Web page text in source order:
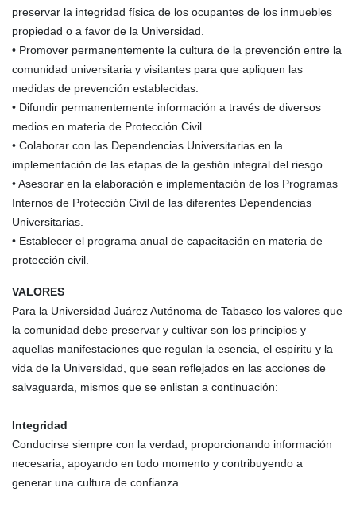
preservar la integridad física de los ocupantes de los inmuebles
propiedad o a favor de la Universidad.
• Promover permanentemente la cultura de la prevención entre la
comunidad universitaria y visitantes para que apliquen las
medidas de prevención establecidas.
• Difundir permanentemente información a través de diversos
medios en materia de Protección Civil.
• Colaborar con las Dependencias Universitarias en la
implementación de las etapas de la gestión integral del riesgo.
• Asesorar en la elaboración e implementación de los Programas
Internos de Protección Civil de las diferentes Dependencias
Universitarias.
• Establecer el programa anual de capacitación en materia de
protección civil.
VALORES
Para la Universidad Juárez Autónoma de Tabasco los valores que
la comunidad debe preservar y cultivar son los principios y
aquellas manifestaciones que regulan la esencia, el espíritu y la
vida de la Universidad, que sean reflejados en las acciones de
salvaguarda, mismos que se enlistan a continuación:
Integridad
Conducirse siempre con la verdad, proporcionando información
necesaria, apoyando en todo momento y contribuyendo a
generar una cultura de confianza.